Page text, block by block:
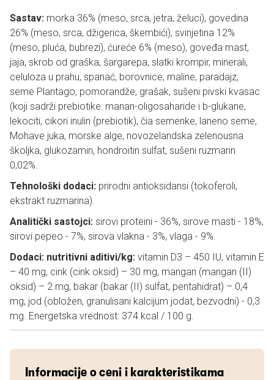
Sastav: morka 36% (meso, srca, jetra, želuci), govedina
26% (meso, srca, džigerica, škembići), svinjetina 12%
(meso, pluća, bubrezi), ćureće 6% (meso), goveđa mast,
jaja, skrob od graška, šargarepa, slatki krompir, minerali,
celuloza u prahu, spanać, borovnice, maline, paradajz,
seme Plantago, pomorandže, grašak, sušeni pivski kvasac
(koji sadrži prebiotike: manan-oligosaharide i b-glukane,
lekociti, cikori inulin (prebiotik), čia semenke, laneno seme,
Mohave juka, morske alge, novozelandska zelenousna
školjka, glukozamin, hondroitin sulfat, sušeni ruzmarin
0,02%.
Tehnološki dodaci: prirodni antioksidansi (tokoferoli,
ekstrakt ruzmarina).
Analitički sastojci: sirovi proteini - 36%, sirove masti - 18%,
sirovi pepeo - 7%, sirova vlakna - 3%, vlaga - 9%.
Dodaci: nutritivni aditivi/kg: vitamin D3 – 450 IU, vitamin E
– 40 mg, cink (cink oksid) – 30 mg, mangan (mangan (II)
oksid) – 2 mg, bakar (bakar (II) sulfat, pentahidrat) – 0,4
mg, jod (obložen, granulisani kalcijum jodat, bezvodni) - 0,3
mg. Energetska vrednost: 374 kcal / 100 g.
Informacije o ceni i karakteristikama